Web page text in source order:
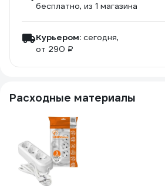
бесплатно, из 1 магазина
Курьером: сегодня,
от 290 ₽
Расходные материалы